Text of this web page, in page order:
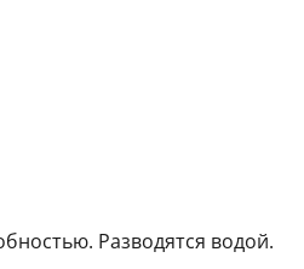
Разводятся водой.